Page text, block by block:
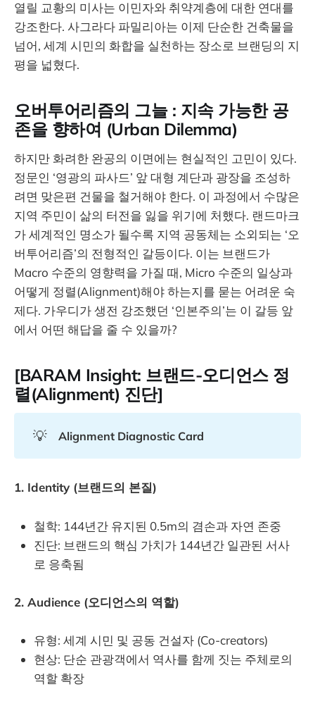
열릴 교황의 미사는 이민자와 취약계층에 대한 연대를
강조한다. 사그라다 파밀리아는 이제 단순한 건축물을
넘어, 세계 시민의 화합을 실천하는 장소로 브랜딩의 지
평을 넓혔다.
오버투어리즘의 그늘 : 지속 가능한 공
존을 향하여 (Urban Dilemma)
하지만 화려한 완공의 이면에는 현실적인 고민이 있다.
정문인 ‘영광의 파사드’ 앞 대형 계단과 광장을 조성하
려면 맞은편 건물을 철거해야 한다. 이 과정에서 수많은
지역 주민이 삶의 터전을 잃을 위기에 처했다. 랜드마크
가 세계적인 명소가 될수록 지역 공동체는 소외되는 ‘오
버투어리즘’의 전형적인 갈등이다. 이는 브랜드가
Macro 수준의 영향력을 가질 때, Micro 수준의 일상과
어떻게 정렬(Alignment)해야 하는지를 묻는 어려운 숙
제다. 가우디가 생전 강조했던 ‘인본주의’는 이 갈등 앞
에서 어떤 해답을 줄 수 있을까?
[BARAM Insight: 브랜드-오디언스 정
렬(Alignment) 진단]
💡 Alignment Diagnostic Card
1. Identity (브랜드의 본질)
철학: 144년간 유지된 0.5m의 겸손과 자연 존중
진단: 브랜드의 핵심 가치가 144년간 일관된 서사
로 응축됨
2. Audience (오디언스의 역할)
유형: 세계 시민 및 공동 건설자 (Co-creators)
현상: 단순 관광객에서 역사를 함께 짓는 주체로의
역할 확장